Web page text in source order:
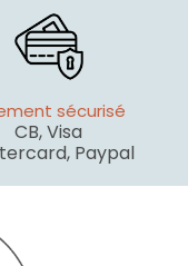
sécurisé
CB, Visa
Paypal